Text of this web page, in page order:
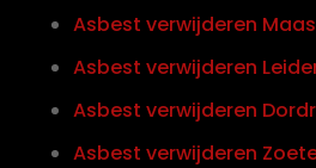
Asbest verwijderen
Asbest verwijderen
Asbest verwijderen
Asbest verwijderen